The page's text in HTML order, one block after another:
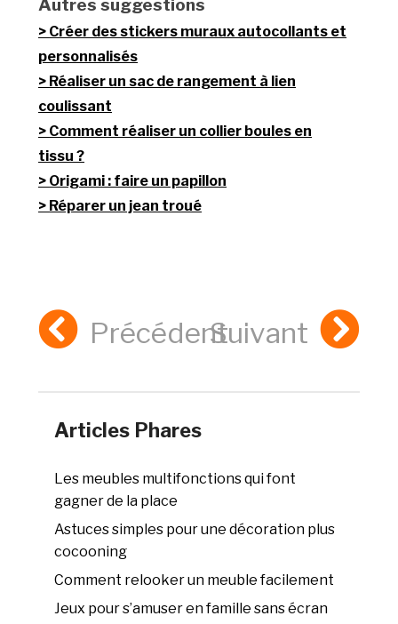
Autres suggestions
Créer des stickers muraux autocollants et
personnalisés
Réaliser un sac de rangement à lien
coulissant
Comment réaliser un collier boules en
tissu ?
Origami : faire un papillon
Réparer un jean troué
PrécédentSuivant
Articles Phares
Les meubles multifonctions qui font
gagner de la place
Astuces simples pour une décoration plus
cocooning
Comment relooker un meuble facilement
Jeux pour s’amuser en famille sans écran